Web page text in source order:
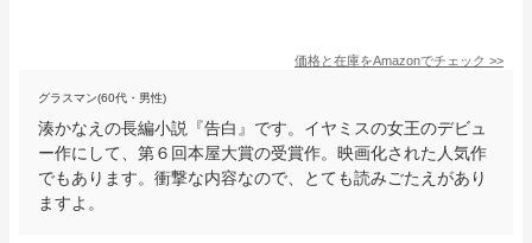
価格と在庫をAmazonでチェック >>
グラスマン(60代・男性)
湊かなえの長編小説『告白』です。イヤミスの女王のデビュ
ー作にして、第６回本屋大賞の受賞作。映画化された人気作
でもあります。衝撃な内容なので、とても読みごたえがあり
ますよ。